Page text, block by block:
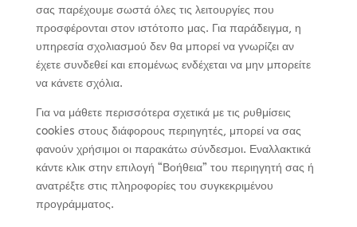
σας παρέχουμε σωστά όλες τις λειτουργίες που
προσφέρονται στον ιστότοπο μας. Για παράδειγμα, η
υπηρεσία σχολιασμού δεν θα μπορεί να γνωρίζει αν
έχετε συνδεθεί και επομένως ενδέχεται να μην μπορείτε
να κάνετε σχόλια.
Για να μάθετε περισσότερα σχετικά με τις ρυθμίσεις
cookies στους διάφορους περιηγητές, μπορεί να σας
φανούν χρήσιμοι οι παρακάτω σύνδεσμοι. Εναλλακτικά
κάντε κλικ στην επιλογή “Βοήθεια” του περιηγητή σας ή
ανατρέξτε στις πληροφορίες του συγκεκριμένου
προγράμματος.